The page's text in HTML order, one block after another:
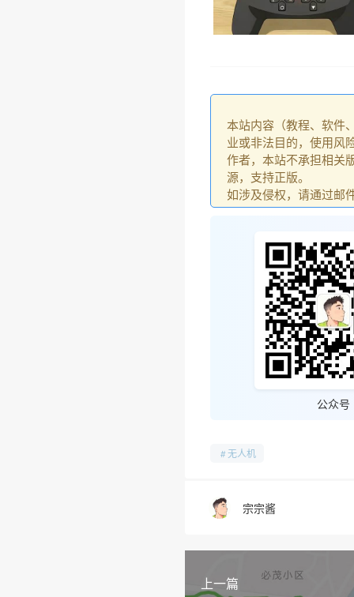
本站内容（教程、软件
业或非法目的，使用风
作者，本站不承担相关
源，支持正版。
如涉及侵权，请通过邮
公众号
无人机
宗宗酱
上一篇